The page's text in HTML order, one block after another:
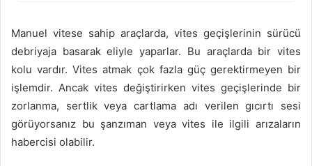
Manuel vitese sahip araçlarda, vites geçişlerinin sürücü
debriyaja basarak eliyle yaparlar. Bu araçlarda bir vites
kolu vardır. Vites atmak çok fazla güç gerektirmeyen bir
işlemdir. Ancak vites değiştirirken vites geçişlerinde bir
zorlanma, sertlik veya cartlama adı verilen gıcırtı sesi
görüyorsanız bu şanzıman veya vites ile ilgili arızaların
habercisi olabilir.